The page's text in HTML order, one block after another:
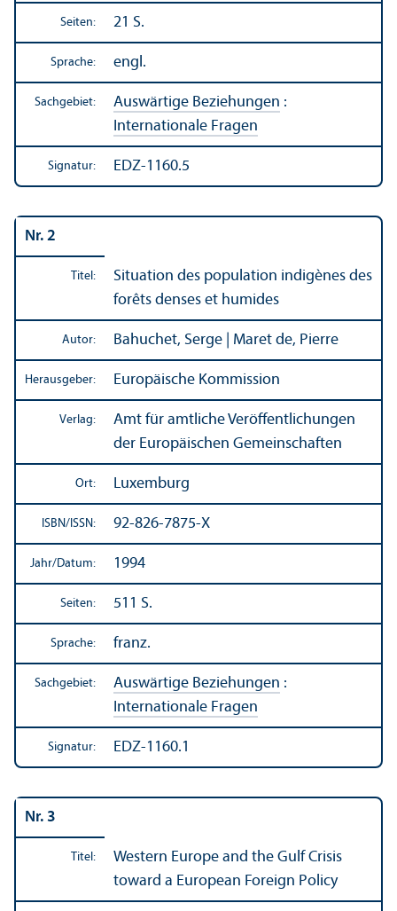
Seiten: 21 S.
Sprache: engl.
Sachgebiet: Auswärtige Beziehungen :
Internationale Fragen
Signatur: EDZ-1160.5
Nr. 2
Titel:
Situation des population indigènes des
forêts denses et humides
Autor: Bahuchet, Serge | Maret de, Pierre
Herausgeber: Europäische Kommission
Verlag:
Amt für amtliche Veröffentlichungen
der Europäischen Gemeinschaften
Ort: Luxemburg
ISBN/ ISSN: 92-826-7875-X
Jahr/Datum: 1994
Seiten: 511 S.
Sprache: franz.
Sachgebiet: Auswärtige Beziehungen :
Internationale Fragen
Signatur: EDZ-1160.1
Nr. 3
Titel:
Western Europe and the Gulf Crisis
toward a European Foreign Policy